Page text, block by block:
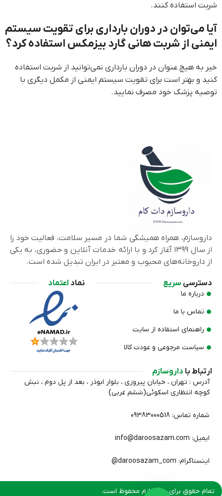
شربت استفاده کنند.
آیا می‌توان در دوران بارداری برای تقویت سیستم
ایمنی از شربت هانی گارد بیزمکس استفاده کرد؟
خیر به هیچ عنوان در دوران بارداری نمی‌توانید از شربت استفاده
کنید و بهتر است برای تقویت سیستم ایمنی از مکمل دیگری با
توصیه پزشک خود مصرف نمایید.
داروسازم، همراه همیشگی شما در مسیر سلامت، فعالیت خود را
از سال ۱۳۹۹ آغاز کرد و با ارائه خدمات آنلاین و حضوری، به یکی
از داروخانه‌های محبوب و معتبر در ایران تبدیل شده است.
دسترسی سریع
درباره ما
تماس با ما
راهنمای استفاده از سایت
سیاست مرجوعی و عودت کالا
ارتباط با داروسازم
آدرس : تهران ، خیابان پیروزی ، بلوار ابوذر ، بعد از پل دوم ، نبش
کوچه انتظاري اسکوئی(ششم غربی)
شماره تماس: 09383000518
ایمیل: info@daroosazam.com
اینستاگرام: daroosazam_com@
نماد اعتماد
تمام حقوق برای داروسازم محفوظ است.